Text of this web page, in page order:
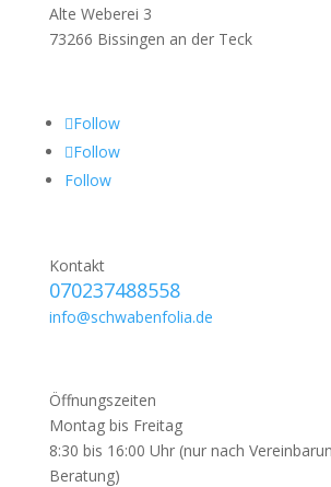
Alte Weberei 3
73266 Bissingen an der Teck
Follow
Follow
Follow
Kontakt
070237488558
info@schwabenfolia.de
Öffnungszeiten
Montag bis Freitag
8:30 bis 16:00 Uhr (nur nach
Beratung)